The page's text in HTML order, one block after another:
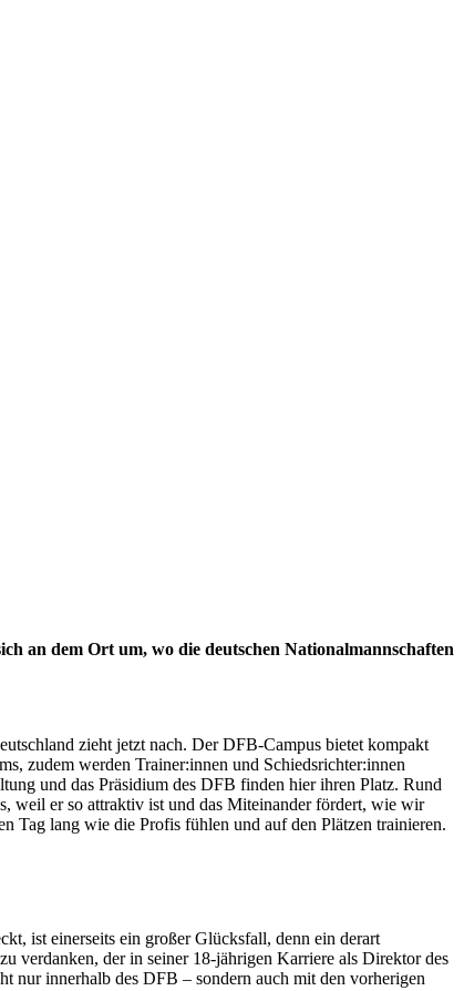
an dem Ort um, wo die deutschen Nationalmannschaften
zieht jetzt nach. Der DFB-Campus bietet kompakt
zudem werden Trainer:innen und Schiedsrichter:innen
und das Präsidium des DFB finden hier ihren Platz. Rund
weil er so attraktiv ist und das Miteinander fördert, wie wir
Tag lang wie die Profis fühlen und auf den Plätzen trainieren.
ist einerseits ein großer Glücksfall, denn ein derart
verdanken, der in seiner 18-jährigen Karriere als Direktor des
nur innerhalb des DFB – sondern auch mit den vorherigen